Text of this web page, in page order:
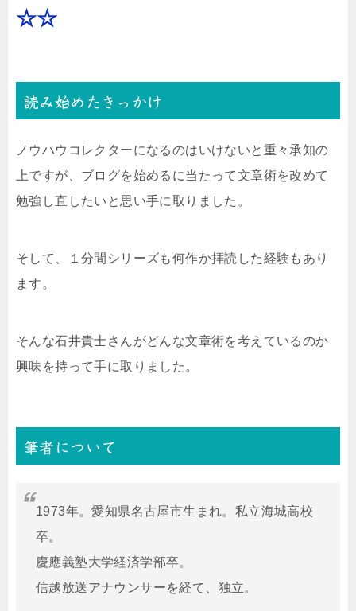
☆☆
読み始めたきっかけ
ノウハウコレクターになるのはいけないと重々承知の
上ですが、ブログを始めるに当たって文章術を改めて
勉強し直したいと思い手に取りました。
そして、１分間シリーズも何作か拝読した経験もあり
ます。
そんな石井貴士さんがどんな文章術を考えているのか
興味を持って手に取りました。
筆者について
1973年。愛知県名古屋市生まれ。私立海城高校
卒。
慶應義塾大学経済学部卒。
信越放送アナウンサーを経て、独立。